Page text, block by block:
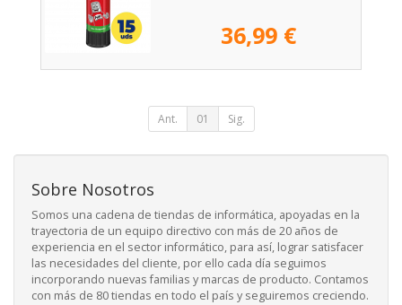
36,99 €
Ant. 01 Sig.
Sobre Nosotros
Somos una cadena de tiendas de informática, apoyadas en la
trayectoria de un equipo directivo con más de 20 años de
experiencia en el sector informático, para así, lograr satisfacer
las necesidades del cliente, por ello cada día seguimos
incorporando nuevas familias y marcas de producto. Contamos
con más de 80 tiendas en todo el país y seguiremos creciendo.